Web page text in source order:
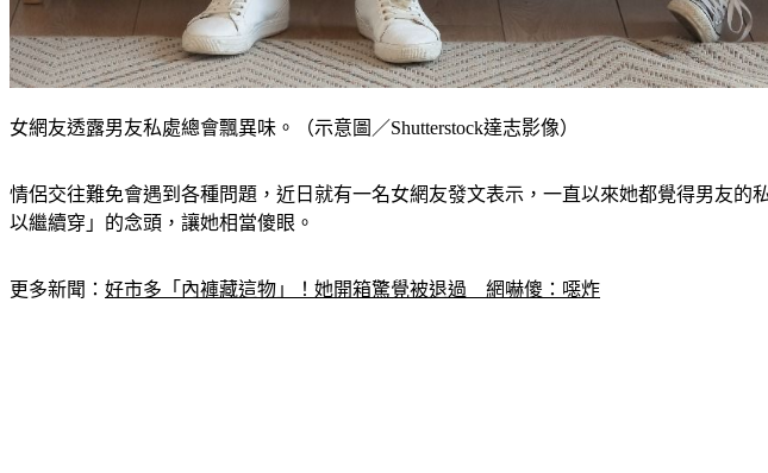
女網友透露男友私處總會飄異味。（示意圖／Shutterstock達志影像）
情侶交往難免會遇到各種問題，近日就有一名女網友發文表示，一直以來她都覺得男友
以繼續穿」的念頭，讓她相當傻眼。
更多新聞： 好市多「內褲藏這物」！她開箱驚覺被退過　網嚇傻：噁炸